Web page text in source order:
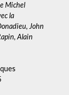
Michel
la
John
Alain